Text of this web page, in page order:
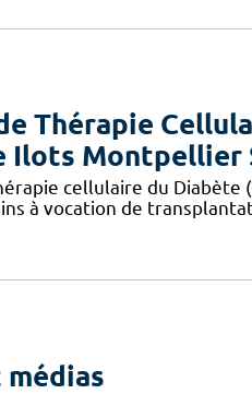
Thérapie
Ilots Montpellier
cellulaire du Diabète
à vocation de